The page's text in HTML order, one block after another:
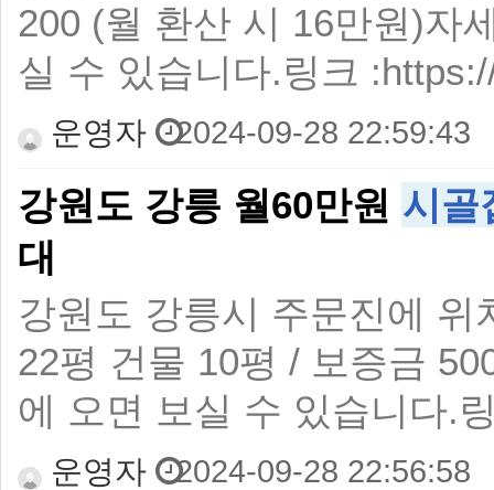
200 (월 환산 시 16만원)자
실 수 있습니다.링크
운영자 2024-09-28 22:59:43
강원도 강릉 월60만원 시골
대
강원도 강릉시 주문진에
22평 건물 10평 / 보증금
에 오면 보실 수 있습니다.
운영자 2024-09-28 22:56:58